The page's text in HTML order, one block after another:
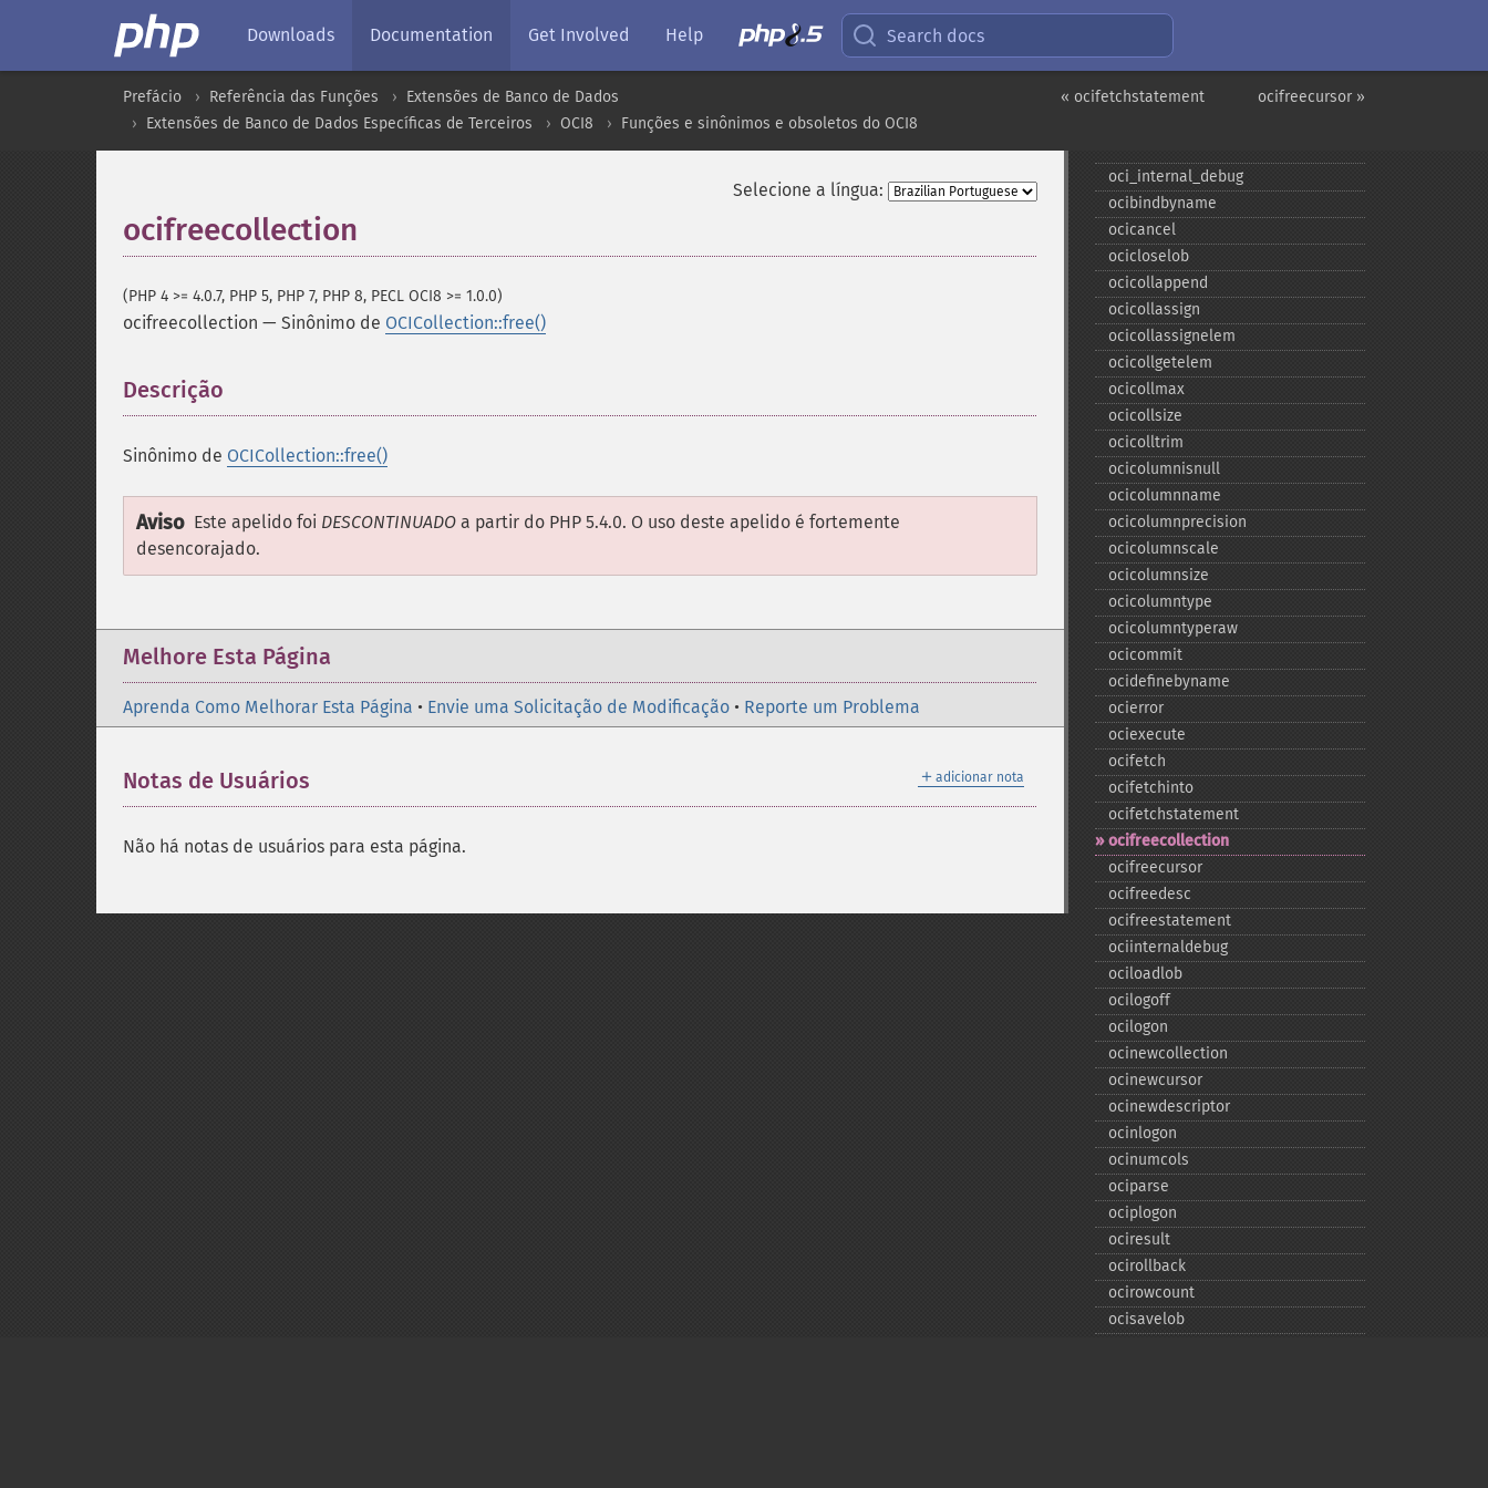
Downloads Documentation Get Involved Help Search docs
ocifreecursor »
« ocifetchstatement
Prefácio Referência das Funções
Extensões de Banco de Dados
Extensões de Banco de Dados Específicas de Terceiros
OCI8 Funções e sinônimos e obsoletos do OCI8
Selecione a língua:
ocifreecollection
(PHP 4 >= 4.0.7, PHP 5, PHP 7, PHP 8, PECL OCI8 >= 1.0.0)
ocifreecollection — Sinônimo de OCICollection::free()
Descrição
Sinônimo de OCICollection::free()
Aviso Este apelido foi DESCONTINUADO a partir do PHP 5.4.0. O uso deste apelido é fortemente
desencorajado.
Melhore Esta Página
Aprenda Como Melhorar Esta Página • Envie uma Solicitação de Modificação • Reporte um Problema
＋ adicionar nota
Notas de Usuários
Não há notas de usuários para esta página.
oci_​internal_​debug
ocibindbyname
ocicancel
ocicloselob
ocicollappend
ocicollassign
ocicollassignelem
ocicollgetelem
ocicollmax
ocicollsize
ocicolltrim
ocicolumnisnull
ocicolumnname
ocicolumnprecision
ocicolumnscale
ocicolumnsize
ocicolumntype
ocicolumntyperaw
ocicommit
ocidefinebyname
ocierror
ociexecute
ocifetch
ocifetchinto
ocifetchstatement
ocifreecollection
ocifreecursor
ocifreedesc
ocifreestatement
ociinternaldebug
ociloadlob
ocilogoff
ocilogon
ocinewcollection
ocinewcursor
ocinewdescriptor
ocinlogon
ocinumcols
ociparse
ociplogon
ociresult
ocirollback
ocirowcount
ocisavelob